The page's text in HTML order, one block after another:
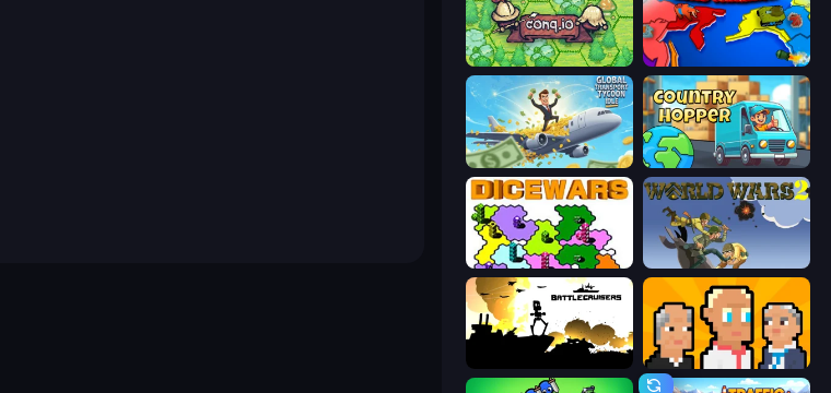
Conq.io World Conqueror
Global Transport Tycoon Idle Country Hopper
Dice Wars World Wars 2
President Simulator